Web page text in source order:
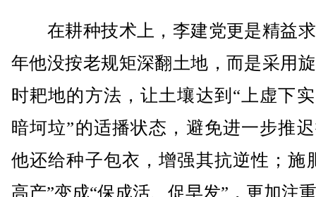
在耕种技术上，李建党更是精益
年他没按老规矩深翻土地，而是采用
时耙地的方法，让土壤达到“上虚下
暗坷垃”的适播状态，避免进一步推
他还给种子包衣，增强其抗逆性；施
高产”变成“保成活、促早发”，更加注